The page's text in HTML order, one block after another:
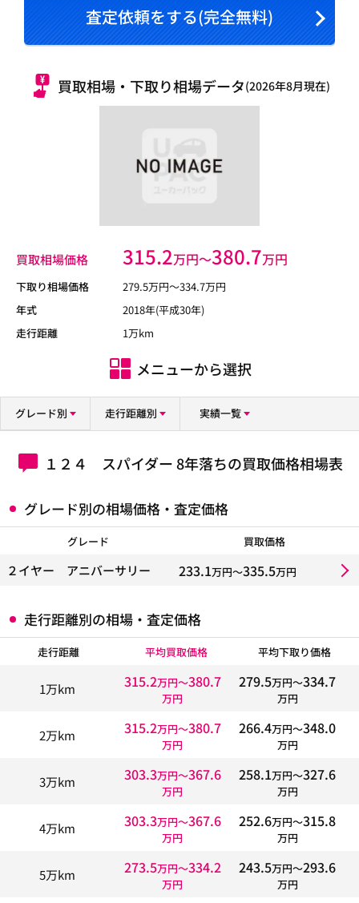
査定依頼をする(完全無料)
買取相場・下取り相場データ(2026年8月現在)
買取相場価格 315.2万円〜380.7万円
下取り相場価格 279.5万円〜334.7万円
年式
2018年(平成30年)
走行距離
1万km
メニューから選択
グレード別 走行距離別 実績一覧
１２４ スパイダー 8年落ちの買取価格相場表
グレード別の相場価格・査定価格
グレード 買取価格
２イヤー アニバーサリー 233.1万円〜335.5万円
走行距離別の相場・査定価格
走行距離 平均買取価格 平均下取り価格
1万km 315.2万円〜380.7
万円
279.5万円〜334.7
万円
2万km 315.2万円〜380.7
万円
266.4万円〜348.0
万円
3万km 303.3万円〜367.6
万円
258.1万円〜327.6
万円
4万km 303.3万円〜367.6
万円
252.6万円〜315.8
万円
5万km 273.5万円〜334.2
万円
243.5万円〜293.6
万円